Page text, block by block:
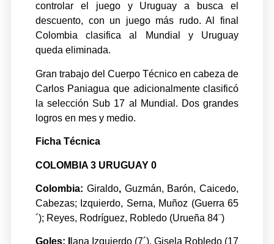
controlar el juego y Uruguay a busca el
descuento, con un juego más rudo. Al final
Colombia clasifica al Mundial y Uruguay
queda eliminada.
Gran trabajo del Cuerpo Técnico en cabeza de
Carlos Paniagua que adicionalmente clasificó
la selección Sub 17 al Mundial. Dos grandes
logros en mes y medio.
Ficha Técnica
COLOMBIA 3 URUGUAY 0
Colombia: Giraldo, Guzmán, Barón, Caicedo,
Cabezas; Izquierdo, Serna, Muñoz (Guerra 65
´); Reyes, Rodríguez, Robledo (Urueña 84¨)
Goles: I lana Izquierdo (7´), Gisela Robledo (17